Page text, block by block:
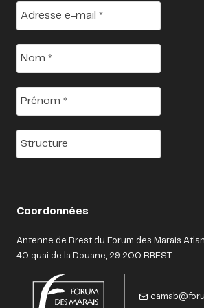
Adresse
e-
mail
Nom
Prénom
Structure
Coordonnées
Antenne de Brest du Forum des Marais
40 quai de la Douane, 29 200 BREST